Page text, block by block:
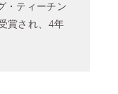
・ティーチン
賞され、4年